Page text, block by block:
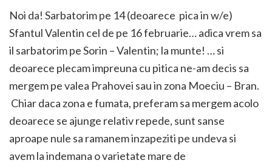
Noi da! Sarbatorim pe 14 (deoarece pica in w/e)
Sfantul Valentin cel de pe 16 februarie… adica vrem sa
il sarbatorim pe Sorin – Valentin; la munte! … si
deoarece plecam impreuna cu pitica ne-am decis sa
mergem pe valea Prahovei sau in zona Moeciu – Bran.
Chiar daca zona e fumata, preferam sa mergem acolo
deoarece se ajunge relativ repede, sunt sanse
aproape nule sa ramanem inzapeziti pe undeva si
avem la indemana o varietate mare de